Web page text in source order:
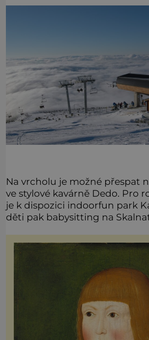
Na vrcholu je možné přespat
ve stylové kavárně Dedo. Pro
je k dispozici indoorfun park
děti pak babysitting na